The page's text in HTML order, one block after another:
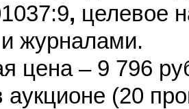
, целевое
и журналами.
цена – 9 796
аукционе (20